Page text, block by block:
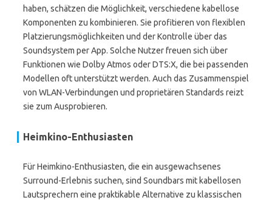
haben, schätzen die Möglichkeit, verschiedene kabellose
Komponenten zu kombinieren. Sie profitieren von flexiblen
Platzierungsmöglichkeiten und der Kontrolle über das
Soundsystem per App. Solche Nutzer freuen sich über
Funktionen wie Dolby Atmos oder DTS:X, die bei passenden
Modellen oft unterstützt werden. Auch das Zusammenspiel
von WLAN-Verbindungen und proprietären Standards reizt
sie zum Ausprobieren.
Heimkino-Enthusiasten
Für Heimkino-Enthusiasten, die ein ausgewachsenes
Surround-Erlebnis suchen, sind Soundbars mit kabellosen
Lautsprechern eine praktikable Alternative zu klassischen